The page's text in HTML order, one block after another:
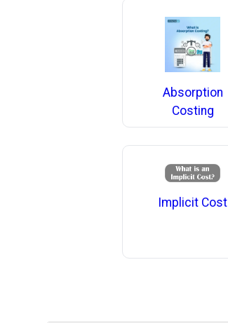
Absorption
Costing
Implicit Cost